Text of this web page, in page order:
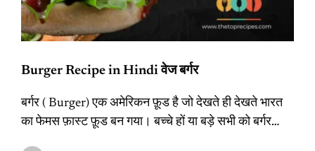
Burger Recipe in Hindi वेज बर्गर
बर्गर ( Burger) एक अमेरिकन फ़ूड है जो देखते ही देखते भारत
का फेमस फ़ास्ट फ़ूड बन गया। बच्चे हों या बड़े सभी को बर्गर…